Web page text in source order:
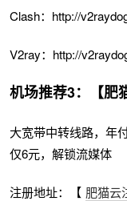
Clash：http://
V2ray：http://
机场推荐3：【肥
大宽带中转线路，年
仅6元，解锁流媒体
注册地址：【 肥猫云